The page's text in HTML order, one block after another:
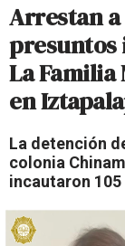
Arrestan
presuntos
La Familia
en
La detención
colonia
incautaron